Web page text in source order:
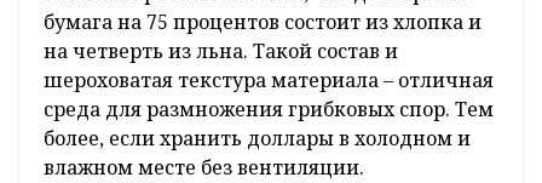
бумага на 75 процентов состоит из хлопка и
на четверть из льна. Такой состав и
шероховатая текстура материала – отличная
среда для размножения грибковых спор. Тем
более, если хранить доллары в холодном и
влажном месте без вентиляции.